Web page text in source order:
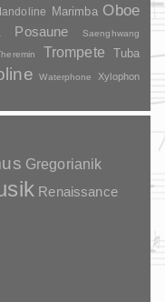
Marimba Oboe
Posaune Saenghwang
Trompete
Tuba
Waterphone
Xylophon
Gregorianik
Renaissance